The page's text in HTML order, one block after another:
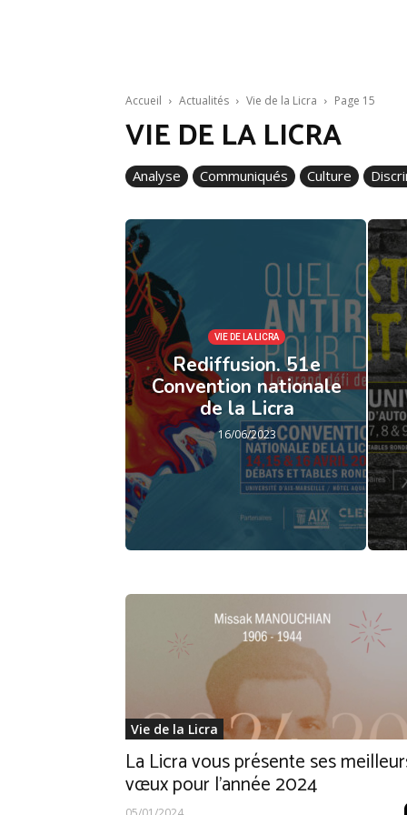
Accueil Actualités Vie de la Licra Page 15
VIE DE LA LICRA
Analyse Communiqués Culture
VIE DE LA LICRA
Rediffusion. 51e
Convention nationale
de la Licra
16/06/2023
Vie de la Licra
La Licra vous présente ses
vœux pour l’année 2024